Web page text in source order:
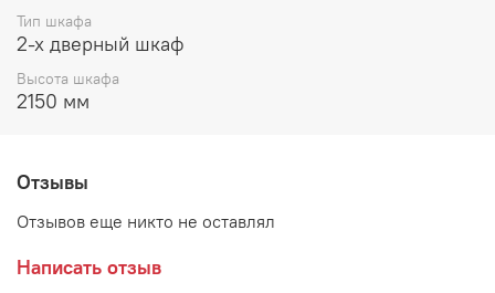
Тип шкафа
2-х дверный шкаф
Высота шкафа
2150 мм
Отзывы
Отзывов еще никто не оставлял
Написать отзыв